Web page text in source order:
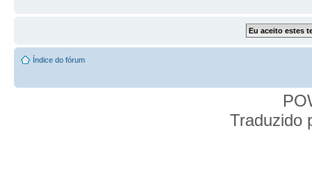
Índice do fórum
Traduzido